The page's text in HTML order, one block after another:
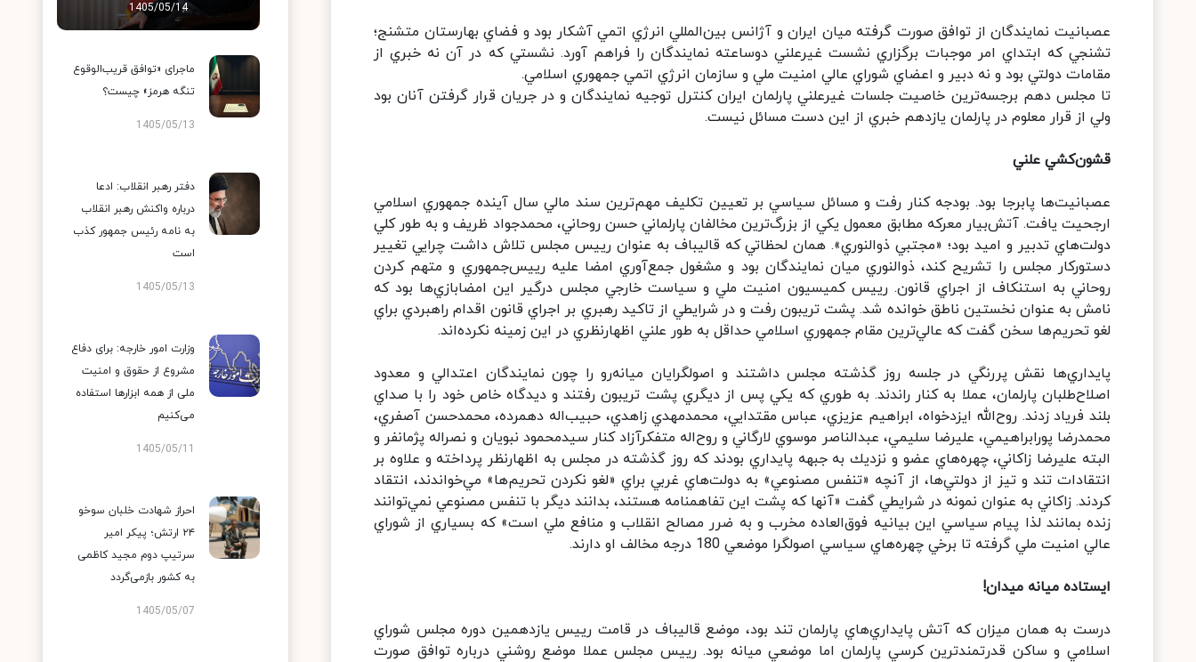
عصبانيت نمايندگان از توافق صورت گرفته ميان ايران و آژانس بين‌المللي انرژي اتمي آشكار بود و فضاي بهارستان متشنج؛
تشنجي كه ابتداي امر موجبات برگزاري نشست غيرعلني دوساعته نمايندگان را فراهم آورد. نشستي كه در آن نه خبري از
مقامات دولتي بود و نه دبير و اعضاي شوراي عالي امنيت ملي و سازمان انرژي اتمي جمهوري اسلامي.
تا مجلس دهم برجسه‌ترين خاصيت جلسات غيرعلني پارلمان ايران كنترل توجيه نمايندگان و در جريان قرار گرفتن آنان بود
ولي از قرار معلوم در پارلمان يازدهم خبري از اين دست مسائل نيست.
قشون‌كشي علني
عصبانيت‌ها پابرجا بود. بودجه كنار رفت و مسائل سياسي بر تعيين تكليف مهم‌ترين سند مالي سال آينده جمهوري اسلامي
ارجحيت يافت. آتش‌بيار معركه مطابق معمول يكي از بزرگ‌ترين مخالفان پارلماني حسن روحاني، محمدجواد ظريف و به ‌طور كلي
دولت‌هاي تدبير و اميد بود؛ «مجتبي ذوالنوري». همان لحظاتي كه قاليباف به عنوان رييس مجلس تلاش داشت چرايي تغيير
دستوركار مجلس را تشريح كند، ذوالنوري ميان نمايندگان بود و مشغول جمع‌آوري امضا عليه رييس‌جمهوري و متهم كردن
روحاني به استنكاف از اجراي قانون. رييس كميسيون امنيت ملي و سياست خارجي مجلس درگير اين امضابازي‌ها بود كه
نامش به عنوان نخستين ناطق خوانده شد. پشت تريبون رفت و در شرايطي از تاكيد رهبري بر اجراي قانون اقدام راهبردي براي
لغو تحريم‌ها سخن گفت كه عالي‌ترين مقام جمهوري اسلامي حداقل به‌ طور علني اظهارنظري در اين زمينه نكرده‌اند.
پايداري‌ها نقش پررنگي در جلسه روز گذشته مجلس داشتند و اصولگرايان ميانه‌رو را چون نمايندگان اعتدالي و معدود
اصلاح‌طلبان پارلمان، عملا به ‌كنار راندند. به‌ طوري كه يكي پس از ديگري پشت تريبون رفتند و ديدگاه خاص خود را با صداي
بلند فرياد زدند. روح‌الله ايزدخواه، ابراهيم عزيزي، عباس مقتدايي، محمدمهدي زاهدي، حبيب‌اله دهمرده، محمدحسن آصفري،
محمدرضا پورابراهيمي، عليرضا سليمي، عبدالناصر موسوي لارگاني و روح‌اله متفكرآزاد كنار سيدمحمود نبويان و نصراله پژمانفر و
البته عليرضا زاكاني، چهره‌هاي عضو و نزديك به جبهه پايداري بودند كه روز گذشته در مجلس به اظهارنظر پرداخته و علاوه بر
انتقادات تند و تيز از دولتي‌ها، از آنچه «تنفس مصنوعي» به دولت‌هاي غربي براي «لغو نكردن تحريم‌ها» مي‌خواندند، انتقاد
كردند. زاكاني به عنوان نمونه در شرايطي گفت «آنها كه پشت اين تفاهمنامه هستند، بدانند ديگر با تنفس مصنوعي نمي‌توانند
زنده بمانند لذا پيام سياسي اين بيانيه فوق‌العاده مخرب و به ضرر مصالح انقلاب و منافع ملي است» كه بسياري از شوراي
عالي امنيت ملي گرفته تا برخي چهره‌هاي سياسي اصولگرا موضعي 180 درجه مخالف او دارند.
ايستاده ميانه ميدان!
درست به همان ميزان كه آتش پايداري‌هاي پارلمان تند بود، موضع قاليباف در قامت رييس يازدهمين دوره مجلس شوراي
اسلامي و ساكن قدرتمندترين كرسي پارلمان اما موضعي ميانه بود. رييس مجلس عملا موضع روشني درباره توافق صورت
1405/05/14
ماجرای «توافق قریب‌الوقوع
تنگه هرمز» چیست؟
1405/05/13
دفتر رهبر انقلاب: ادعا
درباره واکنش رهبر انقلاب
به نامه رئیس جمهور کذب
است
1405/05/13
وزارت امور خارجه: برای دفاع
مشروع از حقوق و امنیت
ملی از همه ابزارها استفاده
می‌کنیم
1405/05/11
احراز شهادت خلبان سوخو
۲۴ ارتش؛ پیکر امیر
سرتیپ دوم مجید کاظمی
به کشور بازمی‌گردد
1405/05/07